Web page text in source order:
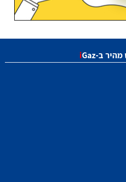
מהיר ב- iGaz